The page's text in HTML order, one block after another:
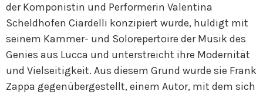
der Komponistin und Performerin Valentina
Scheldhofen Ciardelli konzipiert wurde, huldigt mit
seinem Kammer- und Solorepertoire der Musik des
Genies aus Lucca und unterstreicht ihre Modernität
und Vielseitigkeit. Aus diesem Grund wurde sie Frank
Zappa gegenübergestellt, einem Autor, mit dem sich